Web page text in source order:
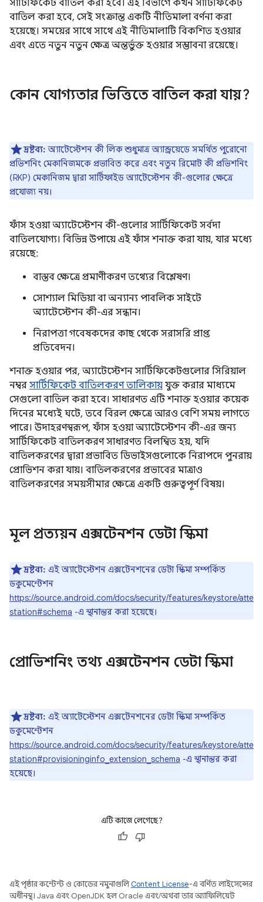
সার্টিফিকেট বাতিল করা হবে। এই বিভাগে কখন সার্টিফিকেট
বাতিল করা হবে, সেই সংক্রান্ত একটি নীতিমালা বর্ণনা করা
হয়েছে। সময়ের সাথে সাথে এই নীতিমালাটি বিকশিত হওয়ার
এবং এতে নতুন নতুন ক্ষেত্র অন্তর্ভুক্ত হওয়ার সম্ভাবনা রয়েছে।
কোন যোগ্যতার ভিত্তিতে বাতিল করা যায়?
দ্রষ্টব্য: অ্যাটেস্টেশন কী লিক শুধুমাত্র অ্যান্ড্রয়েডে সমর্থিত পুরোনো
প্রভিশনিং মেকানিজমকে প্রভাবিত করে এবং নতুন রিমোট কী প্রভিশনিং
(RKP) মেকানিজম দ্বারা সার্টিফাইড অ্যাটেস্টেশন কী-গুলোর ক্ষেত্রে
প্রযোজ্য নয়।
ফাঁস হওয়া অ্যাটেস্টেশন কী-গুলোর সার্টিফিকেট সর্বদা
বাতিলযোগ্য। বিভিন্ন উপায়ে এই ফাঁস শনাক্ত করা যায়, যার মধ্যে
রয়েছে:
বাস্তব ক্ষেত্রে প্রমাণীকরণ তথ্যের বিশ্লেষণ।
সোশ্যাল মিডিয়া বা অন্যান্য পাবলিক সাইটে
অ্যাটেস্টেশন কী-এর সন্ধান।
নিরাপত্তা গবেষকদের কাছ থেকে সরাসরি প্রাপ্ত
প্রতিবেদন।
শনাক্ত হওয়ার পর, অ্যাটেস্টেশন সার্টিফিকেটগুলোর সিরিয়াল
নম্বর সার্টিফিকেট বাতিলকরণ তালিকায় যুক্ত করার মাধ্যমে
সেগুলো বাতিল করা হবে। সাধারণত এটি শনাক্ত হওয়ার কয়েক
দিনের মধ্যেই ঘটে, তবে বিরল ক্ষেত্রে আরও বেশি সময় লাগতে
পারে। উদাহরণস্বরূপ, ফাঁস হওয়া অ্যাটেস্টেশন কী-এর জন্য
সার্টিফিকেট বাতিলকরণ সাধারণত বিলম্বিত হয়, যদি
বাতিলকরণের দ্বারা প্রভাবিত ডিভাইসগুলোকে নিরাপদে পুনরায়
প্রোভিশন করা যায়। বাতিলকরণের প্রভাবের মাত্রাও
বাতিলকরণের সময়সীমার ক্ষেত্রে একটি গুরুত্বপূর্ণ বিষয়।
মূল প্রত্যয়ন এক্সটেনশন ডেটা স্কিমা
দ্রষ্টব্য: এই অ্যাটেস্টেশন এক্সটেনশনের ডেটা স্কিমা সম্পর্কিত
ডকুমেন্টেশন
https://source.android.com/docs/security/features/keystore/atte
station#schema -এ স্থানান্তর করা হয়েছে।
প্রোভিশনিং তথ্য এক্সটেনশন ডেটা স্কিমা
দ্রষ্টব্য: এই অ্যাটেস্টেশন এক্সটেনশনের ডেটা স্কিমা সম্পর্কিত
ডকুমেন্টেশন
https://source.android.com/docs/security/features/keystore/atte
station#provisioninginfo_extension_schema -এ স্থানান্তর করা
হয়েছে।
এটি কাজে লেগেছে?
এই পৃষ্ঠার কন্টেন্ট ও কোডের নমুনাগুলিContent License-এ বর্ণিত লাইসেন্সের
অধীনস্থ। Java এবং OpenJDK হল Oracle এবং/অথবা তার অ্যাফিলিয়েট